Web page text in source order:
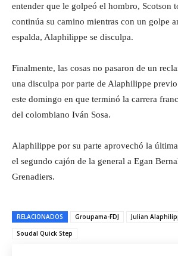
entender que le golpeó el hombro, Scotson
continúa su camino mientras con un golpe
espalda, Alaphilippe se disculpa.
Finalmente, las cosas no pasaron de un
una disculpa por parte de Alaphilippe
este domingo en que terminó la carrera
del colombiano Iván Sosa.
Alaphilippe por su parte aprovechó la última
el segundo cajón de la general a Egan
Grenadiers.
RELACIONADOS Groupama-FDJ Julian
Soudal Quick Step